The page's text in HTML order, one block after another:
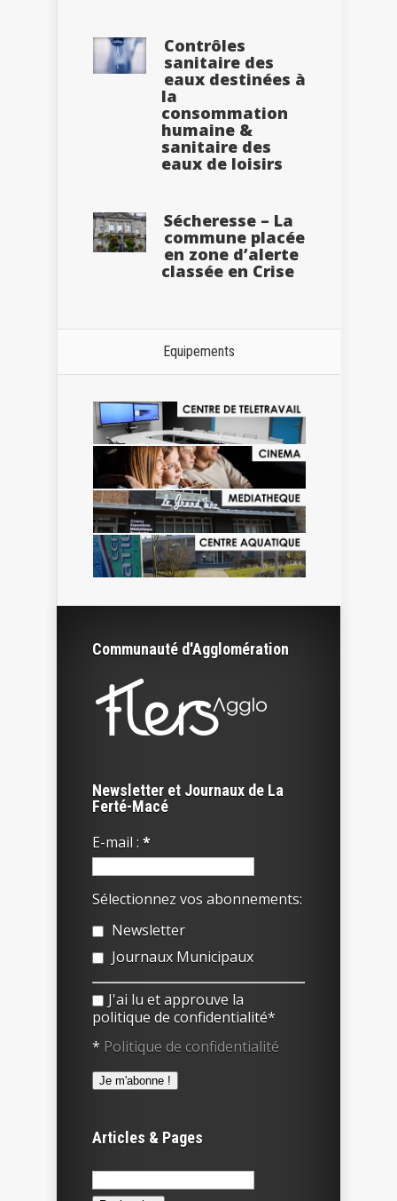
Contrôles
sanitaire des
eaux destinées à
la
consommation
humaine &
sanitaire des
eaux de loisirs
Sécheresse – La
commune placée
en zone d’alerte
classée en Crise
Equipements
Communauté d'Agglomération
Newsletter et Journaux de La
Ferté-Macé
E-mail : *
Sélectionnez vos abonnements:
Newsletter
Journaux Municipaux
J'ai lu et approuve la
politique de confidentialité*
* Politique de confidentialité
Articles & Pages
Rechercher :